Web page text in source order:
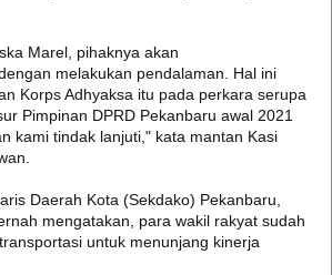
Marel, pihaknya akan
melakukan pendalaman. Hal ini
Korps Adhyaksa itu pada perkara serupa
Pimpinan DPRD Pekanbaru awal 2021
kami tindak lanjuti," kata mantan Kasi
Daerah Kota (Sekdako) Pekanbaru,
mengatakan, para wakil rakyat sudah
untuk menunjang kinerja